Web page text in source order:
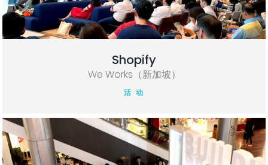
Shopify
We Works（新加坡）
活 动